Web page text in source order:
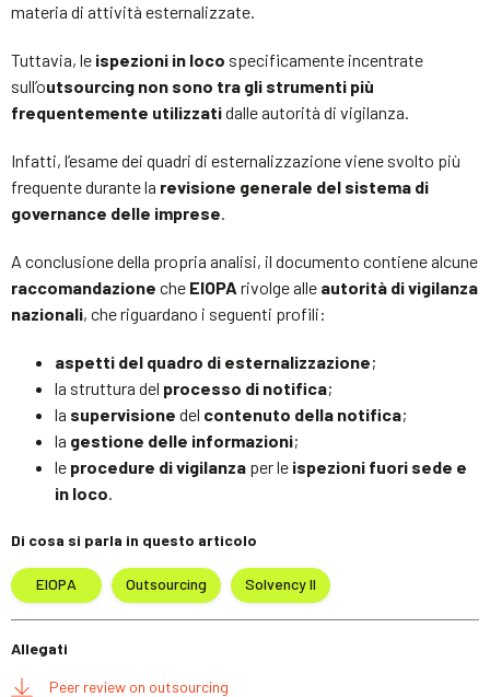
materia di attività esternalizzate.
Tuttavia, le ispezioni in loco specificamente incentrate
sull’outsourcing non sono tra gli strumenti più
frequentemente utilizzatidalle autorità di vigilanza.
Infatti, l’esame dei quadri di esternalizzazione viene svolto più
frequente durante la revisione generale del sistema di
governance delle imprese.
A conclusione della propria analisi, il documento contiene alcune
raccomandazione che EIOPA rivolge alle autorità di vigilanza
nazionali, che riguardano i seguenti profili:
aspetti del quadro di esternalizzazione;
la struttura del processo di notifica;
la supervisione del contenuto della notifica;
la gestione delle informazioni;
le procedure di vigilanza per le ispezioni fuori sede e
in loco.
Di cosa si parla in questo articolo
EIOPA Outsourcing Solvency II
Allegati
Peer review on outsourcing